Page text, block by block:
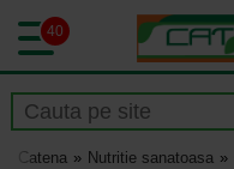
40
Catena Nutritie sanatoasa